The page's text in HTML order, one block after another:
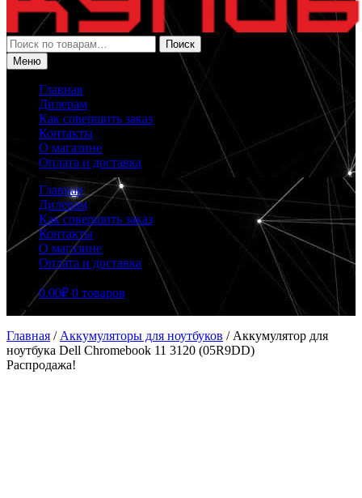
Искать:
Поиск
Меню
Главная
Дилерам
Как совершить заказ
Контакты
О магазине
Оплата и доставка
Главная
Дилерам
Как совершить заказ
Контакты
О магазине
Оплата и доставка
0.00₽ 0 товаров
Главная / Аккумуляторы для ноутбуков / Аккумулятор для
ноутбука Dell Chromebook 11 3120 (05R9DD)
Распродажа!